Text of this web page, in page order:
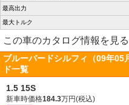
最高出力
最大トルク
この車のカタログ情報を見る
ブルーバードシルフィ（09年05
ド一覧
1.5 15S
新車時価格184.3万円(税込)